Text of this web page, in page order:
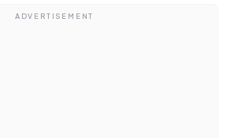
ADVERTISEMENT